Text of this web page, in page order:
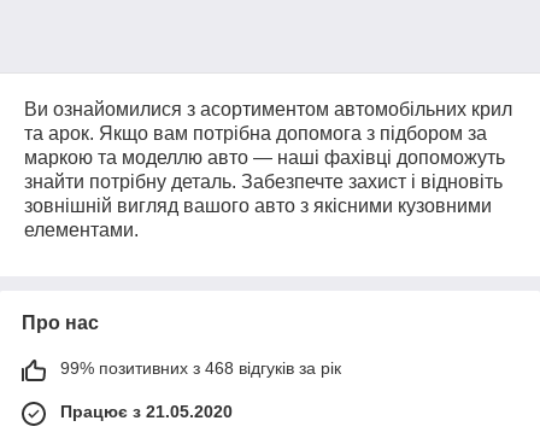
Ви ознайомилися з асортиментом автомобільних крил
та арок. Якщо вам потрібна допомога з підбором за
маркою та моделлю авто — наші фахівці допоможуть
знайти потрібну деталь. Забезпечте захист і відновіть
зовнішній вигляд вашого авто з якісними кузовними
елементами.
Про нас
99% позитивних з 468 відгуків за рік
Працює з 21.05.2020